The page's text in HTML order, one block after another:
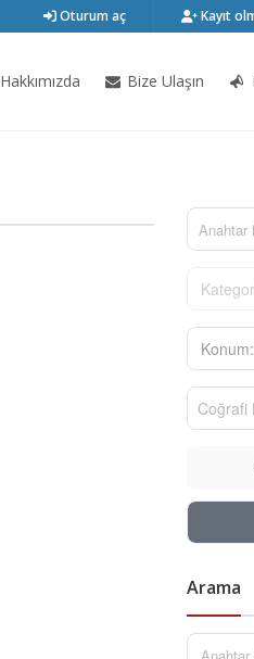
Oturum aç Kayıt
Hakkımızda Bize Ulaşın
Konum:
Arama